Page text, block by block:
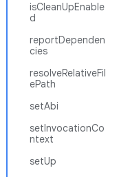
isCleanUpEnable
d
reportDependen
cies
resolveRelativeFil
ePath
setAbi
setInvocationCo
ntext
setUp